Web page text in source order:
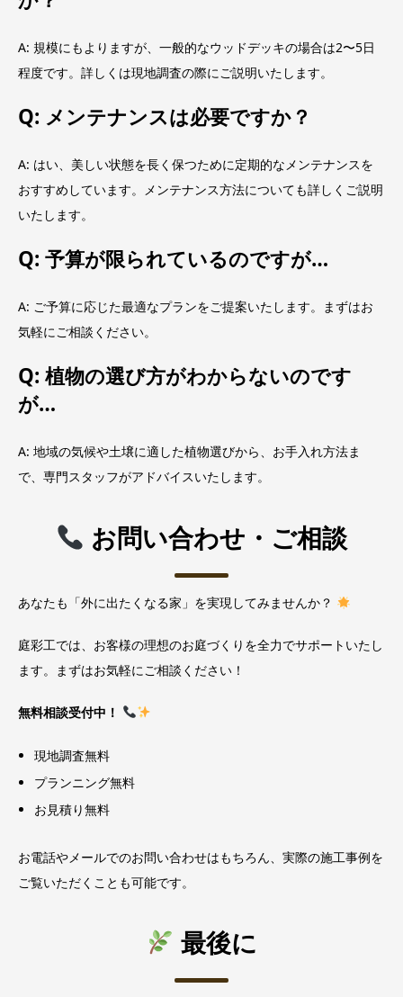
A: 規模にもよりますが、一般的なウッドデッキの場合は2〜5日
程度です。詳しくは現地調査の際にご説明いたします。
Q: メンテナンスは必要ですか？
A: はい、美しい状態を長く保つために定期的なメンテナンスを
おすすめしています。メンテナンス方法についても詳しくご説明
いたします。
Q: 予算が限られているのですが…
A: ご予算に応じた最適なプランをご提案いたします。まずはお
気軽にご相談ください。
Q: 植物の選び方がわからないのです
が…
A: 地域の気候や土壌に適した植物選びから、お手入れ方法ま
で、専門スタッフがアドバイスいたします。
お問い合わせ・ご相談
あなたも「外に出たくなる家」を実現してみませんか？
庭彩工では、お客様の理想のお庭づくりを全力でサポートいたし
ます。まずはお気軽にご相談ください！
無料相談受付中！
現地調査無料
プランニング無料
お見積り無料
お電話やメールでのお問い合わせはもちろん、実際の施工事例を
ご覧いただくことも可能です。
最後に